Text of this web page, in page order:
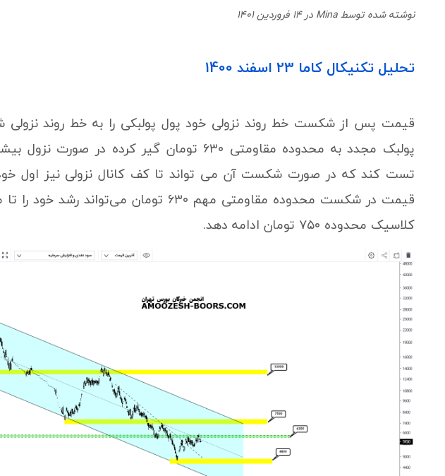
نوشته شده توسط Mina در 14 فروردین 1401
تحلیل تکنیکال کاما 23 اسفند 1400
قیمت پس از شکست خط روند نزولی خود پول پولبکی را به خط روند
تست کند که در صورت شکست آن می تواند تا کف کانال نزولی نیز اول خود
قیمت در شکست محدوده مقاومتی مهم ۶۳۰
کلاسیک محدوده ۷۵۰ تومان ادامه دهد.